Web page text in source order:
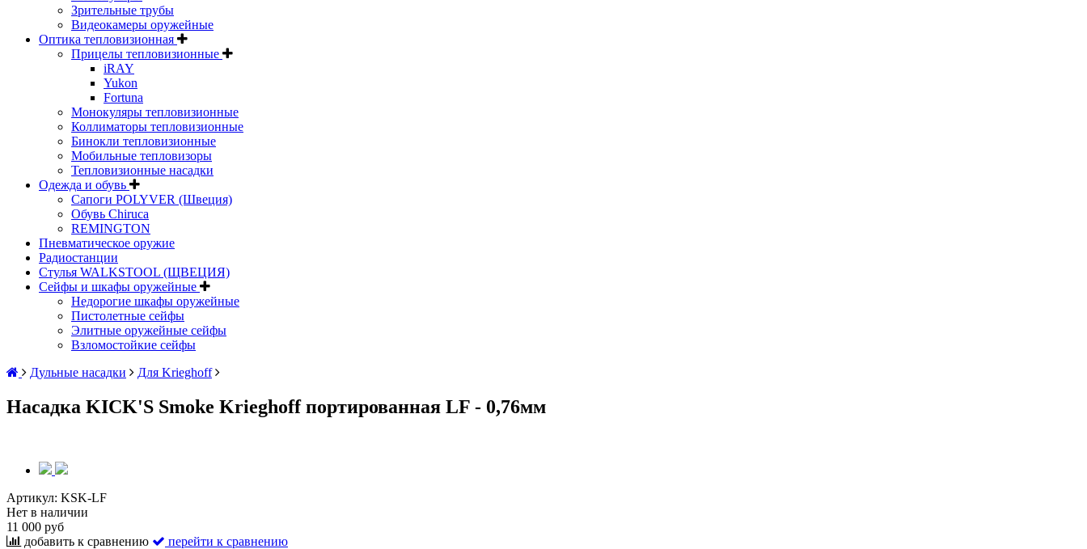
Зрительные трубы
Видеокамеры оружейные
Оптика тепловизионная
Прицелы тепловизионные
iRAY
Yukon
Fortuna
Монокуляры тепловизионные
Коллиматоры тепловизионные
Бинокли тепловизионные
Мобильные тепловизоры
Тепловизионные насадки
Одежда и обувь
Сапоги POLYVER (Швеция)
Обувь Chiruca
REMINGTON
Пневматическое оружие
Радиостанции
Стулья WALKSTOOL (ЩВЕЦИЯ)
Сейфы и шкафы оружейные
Недорогие шкафы оружейные
Пистолетные сейфы
Элитные оружейные сейфы
Взломостойкие сейфы
Дульные насадки
Для Krieghoff
Насадка KICK'S Smoke Krieghoff портированная LF - 0,76мм
Артикул: KSK-LF
Нет в наличии
11 000 руб
добавить к сравнению
перейти к сравнению